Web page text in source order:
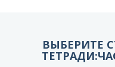
ВЫБЕРИТЕ